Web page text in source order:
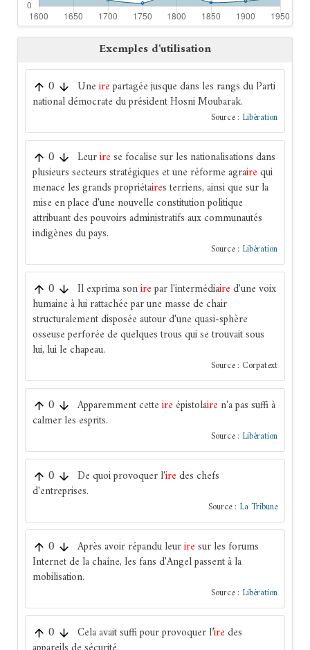
Exemples d'utilisation
0 Uneirepartagée jusque dans les rangs du Parti
national démocrate du président Hosni Moubarak.
Source : Libération
0 Leurirese focalise sur les nationalisations dans
plusieurs secteurs stratégiques et une réforme agrairequi
menace les grands propriétaires terriens, ainsi que sur la
mise en place d'une nouvelle constitution politique
attribuant des pouvoirs administratifs aux communautés
indigènes du pays.
Source : Libération
0 Il exprima sonirepar l'intermédiaired'une voix
humaine à lui rattachée par une masse de chair
structuralement disposée autour d'une quasi-sphère
osseuse perforée de quelques trous qui se trouvait sous
lui, lui le chapeau.
Source : Corpatext
0 Apparemment cetteire épistolairen'a pas suffi à
calmer les esprits.
Source : Libération
0 De quoi provoquer l'iredes chefs
d'entreprises.
Source : La Tribune
0 Après avoir répandu leuriresur les forums
Internet de la chaîne, les fans d'Angel passent à la
mobilisation.
Source : Libération
0 Cela avait suffi pour provoquer l’iredes